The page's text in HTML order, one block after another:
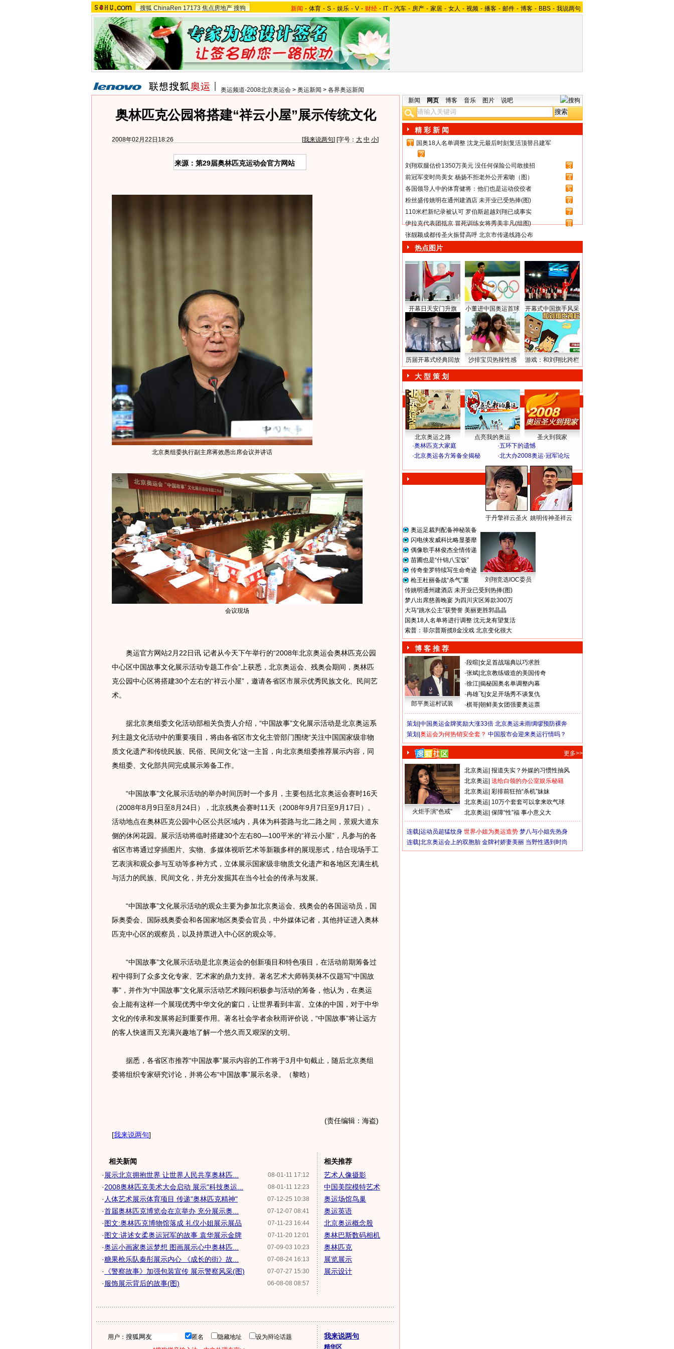
搜狐 ChinaRen 17173 焦点房地产 搜狗 新闻 - 体育 - S - 娱乐 - V - 财经 - IT - 汽车 - 房产 - 家居 - 女人 - 视频 - 播客 - 邮件 - 博客 - BBS - 我说两句
奥运频道-2008北京奥运会 > 奥运新闻 > 各界奥运新闻
奥林匹克公园将搭建“祥云小屋”展示传统文化
2008年02月22日18:26 [我来说两句] [字号： 大 中 小]
来源：第29届奥林匹克运动会官方网站
北京奥组委执行副主席蒋效愚出席会议并讲话
会议现场
奥运官方网站2月22日讯 记者从今天下午举行的“2008年北京奥运会奥林匹克公园
中心区中国故事文化展示活动专题工作会”上获悉，北京奥运会、残奥会期间，奥林匹
克公园中心区将搭建30个左右的“祥云小屋”，邀请各省区市展示优秀民族文化、民间艺
术。
据北京奥组委文化活动部相关负责人介绍，“中国故事”文化展示活动是北京奥运系
列主题文化活动中的重要项目，将由各省区市文化主管部门围绕“关注中国国家级非物
质文化遗产和传统民族、民俗、民间文化”这一主旨，向北京奥组委推荐展示内容，同
奥组委、文化部共同完成展示筹备工作。
“中国故事”文化展示活动的举办时间历时一个多月，主要包括北京奥运会赛时16天
（2008年8月9日至8月24日），北京残奥会赛时11天（2008年9月7日至9月17日）。
活动地点在奥林匹克公园中心区公共区域内，具体为科荟路与北二路之间，景观大道东
侧的休闲花园。展示活动将临时搭建30个左右80—100平米的“祥云小屋”，凡参与的各
省区市将通过穿插图片、实物、多媒体视听艺术等新颖多样的展现形式，结合现场手工
艺表演和观众参与互动等多种方式，立体展示国家级非物质文化遗产和各地区充满生机
与活力的民族、民间文化，并充分发掘其在当今社会的传承与发展。
“中国故事”文化展示活动的观众主要为参加北京奥运会、残奥会的各国运动员，国
际奥委会、国际残奥委会和各国家地区奥委会官员，中外媒体记者，其他持证进入奥林
匹克中心区的观察员，以及持票进入中心区的观众等。
“中国故事”文化展示活动是北京奥运会的创新项目和特色项目，在活动前期筹备过
程中得到了众多文化专家、艺术家的鼎力支持。著名艺术大师韩美林不仅题写“中国故
事”，并作为“中国故事”文化展示活动艺术顾问积极参与活动的筹备，他认为，在奥运
会上能有这样一个展现优秀中华文化的窗口，让世界看到丰富、立体的中国，对于中华
文化的传承和发展将起到重要作用。著名社会学者余秋雨评价说，“中国故事”将让远方
的客人快速而又充满兴趣地了解一个悠久而又艰深的文明。
据悉，各省区市推荐“中国故事”展示内容的工作将于3月中旬截止，随后北京奥组
委将组织专家研究讨论，并将公布“中国故事”展示名录。（黎晗）
(责任编辑：海盗)
[我来说两句]
相关新闻
08-01-11 17:12
· 展示北京拥抱世界 让世界人民共享奥林匹...
08-01-11 12:23
·2008奥林匹克美术大会启动 展示"科技奥运...
07-12-25 10:38
· 人体艺术展示体育项目 传递"奥林匹克精神"
07-12-07 08:41
·首届奥林匹克博览会在京举办 充分展示奥...
07-11-23 16:44
·图文:奥林匹克博物馆落成 礼仪小姐展示展品
07-11-20 12:01
·图文:讲述女柔奥运冠军的故事 袁华展示金牌
07-09-03 10:23
·奥运小画家奥运梦想 图画展示心中奥林匹...
07-08-24 16:13
·糖果枪乐队秦彤展示内心 《成长的街》故...
07-07-27 15:30
· 《警察故事》加强包装宣传 展示警察风采(图)
06-08-08 08:57
·服饰展示背后的故事(图)
相关推荐
艺术人像摄影
中国美院模特艺术
奥运场馆鸟巢
奥运英语
北京奥运概念股
奥林巴斯数码相机
奥林匹克
展览展示
展示设计
用户： 匿名 隐藏地址
设为辩论话题
我来说两句
精华区
新闻 网页 博客 音乐 图片 说吧
精 彩 新 闻
1
国奥18人名单调整 沈龙元最后时刻复活顶替吕建军
2
刘翔双腿估价1350万美元 没任何保险公司敢接招
3
前冠军变时尚美女 杨扬不拒老外公开索吻（图）
4
各国领导人中的体育健将：他们也是运动佼佼者
5
粉丝盛传姚明在通州建酒店 未开业已受热捧(图)
6
110米栏新纪录被认可 罗伯斯超越刘翔已成事实
7
伊拉克代表团抵京 冒死训练女将秀美非凡(组图)
8
张靓颖成都传圣火振臂高呼 北京市传递线路公布
热点图片
开幕日天安门升旗 小董进中国奥运首球 开幕式中国旗手风采
历届开幕式经典回放 沙排宝贝热辣性感 游戏：和刘翔比跨栏
大 型 策 划
北京奥运之路 点亮我的奥运
圣火到我家
·奥林匹克大家庭 ·五环下的遗憾
·北京奥运各方筹备全揭秘 ·北大办2008奥运·冠军论坛
于丹擎祥云圣火 姚明传神圣祥云
奥运足裁判配备神秘装备
闪电侠发威科比略显萎靡
偶像歌手林俊杰全情传递
苗圃也是“什锦八宝饭”
传奇奎罗特续写生命奇迹
枪王杜丽备战“杀气”重
刘翔竞选IOC委员
传姚明通州建酒店 未开业已受到热捧(图)
梦八出席慈善晚宴 为四川灾区筹款300万
大马“跳水公主”获赞誉 美丽更胜郭晶晶
国奥18人名单将进行调整 沈元龙有望复活
索普：菲尔普斯揽8金没戏 北京变化很大
博 客 推 荐
郎平奥运村试装
·段暄 女足首战瑞典以巧求胜
·张斌 北京教练锻造的美国传奇
·徐江 揭秘国奥名单调整内幕
·冉雄飞 女足开场秀不谈复仇
·棋哥 朝鲜美女团强要奥运票
策划| 中国奥运金牌奖励大涨33倍 北京奥运未雨绸缪预防裸奔
策划| 奥运会为何热销安全套？ 中国股市会迎来奥运行情吗？
更多>>
火炬手演“色戒”
北京奥运 报道失实？外媒的习惯性抽风
北京奥运 送给白领的办公室娱乐秘籍
北京奥运 彩排前狂拍“杀机”妹妹
北京奥运 10万个套套可以拿来吹气球
北京奥运 保障“性”福 事小意义大
连载| 运动员超猛纹身 世界小姐为奥运造势 梦八与小姐先热身
连载| 北京奥运会上的双胞胎 金牌衬娇妻美丽 当野性遇到时尚